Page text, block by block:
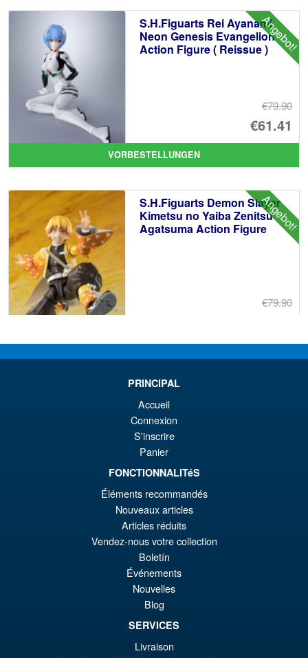
Angebot!
S.H.Figuarts Rei Ayanami
Neon Genesis Evangelion
Action Figure ( Reissue )
€79.90
€61.41
VORBESTELLUNGEN
Angebot!
S.H.Figuarts Demon Slayer
Kimetsu no Yaiba Zenitsu
Agatsuma Action Figure
€79.90
S.H. Figuarts Dragon Ball
Daima Super Saiyan 4 Son
Gokum ( Adult ) Action Figure
VORBESTELLUNGEN
S.H.Figuarts Yu Yu Hakusho
Hiei Action Figure
PRINCIPAL
Accueil
Connexion
S'inscrire
Panier
FONCTIONNALITéS
Éléments recommandés
Nouveaux articles
Articles réduits
Vendez-nous votre collection
Boletín
Événements
Nouvelles
Blog
SERVICES
Livraison